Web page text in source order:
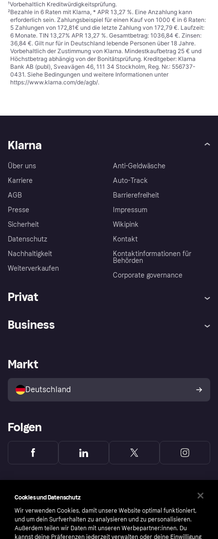
¹Vorbehaltlich Kreditwürdigkeitsprüfung.
²Bezahle in 6 Raten mit Klarna, * APR 13,27 %. Eine Anzahlung kann
erforderlich sein. Zahlungsbeispiel für einen Kauf von 1000 € in 6 Raten:
5 Zahlungen von 172,81€ und die letzte Zahlung von 172,79 €. Laufzeit:
6 Monate. TIN 13,27% APR 13,27 %. Gesamtbetrag: 1036,84 €. Zinsen:
36,84 €. Gilt nur für in Deutschland lebende Personen über 18 Jahre.
Vorbehaltlich der Zustimmung von Klarna. Mindestkaufbetrag 25 € und
Höchstbetrag abhängig von der Bonitätsprüfung. Kreditgeber: Klarna
Bank AB (publ), Sveavägen 46, 111 34 Stockholm, Reg. Nr.: 556737-
0431. Siehe Bedingungen und weitere Informationen unter
https://www.klarna.com/de/agb/.
Klarna
Über uns
Karriere
AGB
Presse
Sicherheit
Datenschutz
Nachhaltigkeit
Weiterverkaufen
Anti-Geldwäsche
Auto-Track
Barrierefreiheit
Impressum
Wikipink
Kontakt
Kontaktinformationen für
Behörden
Corporate governance
Privat
Klarna App
Shops entdecken
Käuferschutzrichtlinie
Dein Widerrufsrecht
Business
Händlerportal
Markt
Deutschland
Folgen
Cookies und Datenschutz
Wir verwenden Cookies, damit unsere Website optimal funktioniert,
und um dein Surfverhalten zu analysieren und zu personalisieren.
Außerdem teilen wir Daten mit unseren Werbepartner:innen. Du
kannst deine Präferenzen jederzeit verwalten oder deine Einwilligung